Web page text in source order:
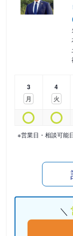
3
月
4
火
※営業日・相談可能